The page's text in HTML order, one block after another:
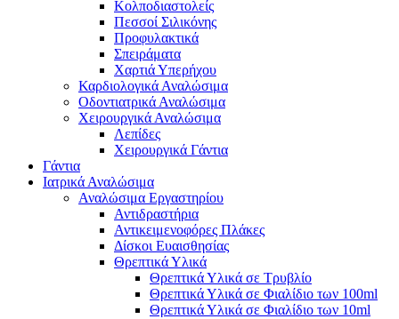
Κολποδιαστολείς
Πεσσοί Σιλικόνης
Προφυλακτικά
Σπειράματα
Χαρτιά Υπερήχου
Καρδιολογικά Αναλώσιμα
Οδοντιατρικά Αναλώσιμα
Χειρουργικά Αναλώσιμα
Λεπίδες
Χειρουργικά Γάντια
Γάντια
Ιατρικά Αναλώσιμα
Αναλώσιμα Εργαστηρίου
Αντιδραστήρια
Αντικειμενοφόρες Πλάκες
Δίσκοι Ευαισθησίας
Θρεπτικά Υλικά
Θρεπτικά Υλικά σε Τρυβλίο
Θρεπτικά Υλικά σε Φιαλίδιο των 100ml
Θρεπτικά Υλικά σε Φιαλίδιο των 10ml